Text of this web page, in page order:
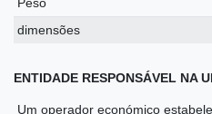
dimensões
ENTIDADE RESPONSÁVEL NA
Um operador económico